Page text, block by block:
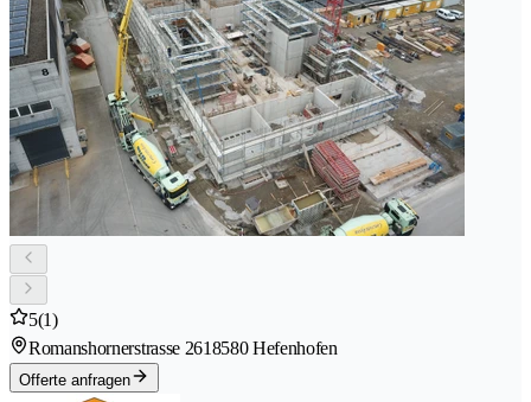
5(1)
Romanshornerstrasse 2618580 Hefenhofen
Offerte anfragen